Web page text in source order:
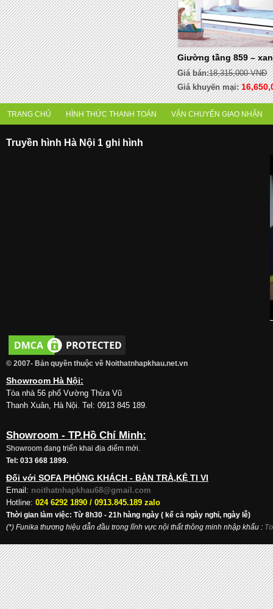
Giường tầng 859 –
Giá bán:18,315,000 VNĐ
Giá khuyến mại:
TRANG CHỦ HÌNH THỨC THANH TOÁN VẬN CHUYỂN GIAO NHẬN
Truyền hình Hà Nội 1 ghi hình
© 2007- Bản quyền thuộc về Noithatnhapkhau.net.vn
Showroom Hà Nội:
Tòa nhà 56 phố Vường Thừa Vũ
Thanh Xuân, Hà Nội. Tel: 0913 845 189.
Showroom - TP.Hồ Chí Minh:
Showroom đang triển khai địa điểm mới.
Tel: 033 668 1899.
Đối với SOFA PHÒNG KHÁCH - BÀN TRÀ,KỆ TI VI
Email: noithatnhapkhau68@gmail.com
Hotline: 024 6292 1890 / 0913.845.189 zalo
Thời gian làm việc: Từ 8h30 - 21h hàng ngày ( kể cả ngày nghỉ, ngày lễ)
(*) Funika thương hiệu dẫn đầu trong lĩnh vực nội thất thông minh nhập khẩu :